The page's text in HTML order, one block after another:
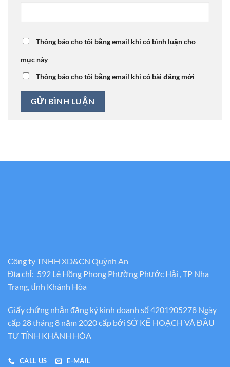
Thông báo cho tôi bằng email khi có bình luận cho
mục này
Thông báo cho tôi bằng email khi có bài đăng mới
Công ty TNHH XD&CN Quỳnh An
Địa chỉ: 592 Lê Hồng Phong Phường Phước Hải , TP Nha
Trang, tỉnh Khánh Hòa
Giấy chứng nhận đăng ký kinh doanh số 4201905278 Ngày
cấp 28 tháng 8 năm 2020 cấp bới SỞ KẾ HOẠCH VÀ ĐẦU
TƯ TỈNH KHÁNH HÒA
CALL US E-MAIL